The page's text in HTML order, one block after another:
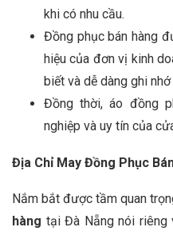
khi có nhu cầu.
Đồng phục bán hàng
hiệu của đơn vị kinh
biết và dễ dàng ghi
Đồng thời, áo đồng
nghiệp và uy tín của
Địa Chỉ May Đồng Phục
Nắm bắt được tầm quan
hàng tại Đà Nẵng nói riêng